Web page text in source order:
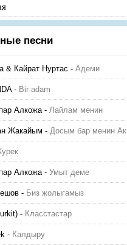
песни
& Кайрат Нуртас - Адеми
- Bir adam
Алкожа- Лайлам менин
Жакайым - Досым бар менин Актауда
Алкожа- Умыт деме
- Биз жолыгамыз
- Класстастар
- Калдыру